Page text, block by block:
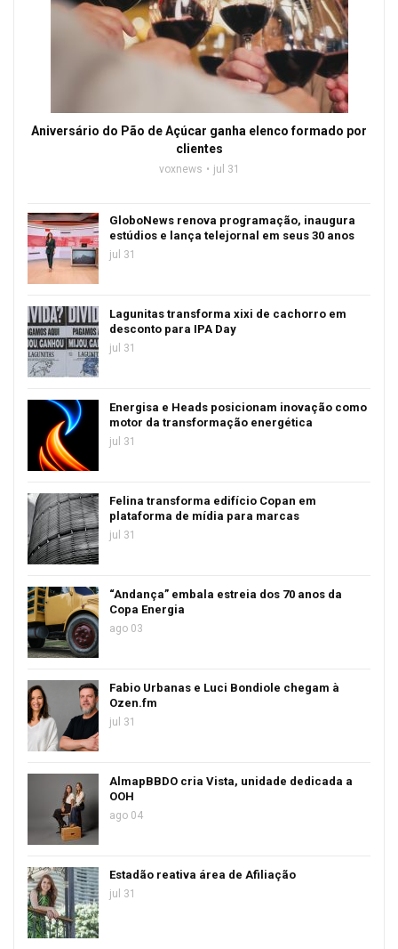
Aniversário do Pão de Açúcar ganha elenco formado por
clientes
voxnews jul 31
GloboNews renova programação, inaugura
estúdios e lança telejornal em seus 30 anos
jul 31
Lagunitas transforma xixi de cachorro em
desconto para IPA Day
jul 31
Energisa e Heads posicionam inovação como
motor da transformação energética
jul 31
Felina transforma edifício Copan em
plataforma de mídia para marcas
jul 31
“Andança” embala estreia dos 70 anos da
Copa Energia
ago 03
Fabio Urbanas e Luci Bondiole chegam à
Ozen.fm
jul 31
AlmapBBDO cria Vista, unidade dedicada a
OOH
ago 04
Estadão reativa área de Afiliação
jul 31